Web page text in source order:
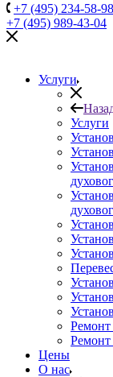
+7 (495) 234-58-98
+7 (495) 989-43-04
Услуги
Услуги
Цены
О нас